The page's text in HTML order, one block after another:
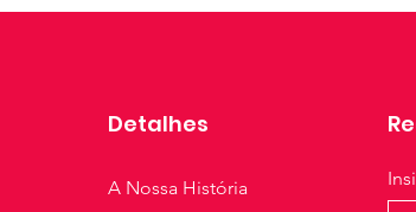
Detalhes
A Nossa História